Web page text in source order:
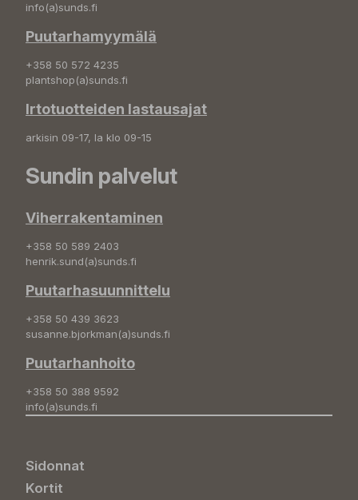
info(a)sunds.fi
Puutarhamyymälä
+358 50 572 4235
plantshop(a)sunds.fi
Irtotuotteiden lastausajat
arkisin 09-17, la klo 09-15
Sundin palvelut
Viherrakentaminen
+358 50 589 2403
henrik.sund(a)sunds.fi
Puutarhasuunnittelu
+358 50 439 3623
susanne.bjorkman(a)sunds.fi
Puutarhanhoito
+358 50 388 9592
info(a)sunds.fi
Sidonnat
Kortit